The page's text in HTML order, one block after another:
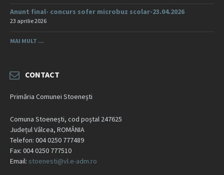
Anunt final- concurs sofer microbuz scolar-23.04.2026
23 aprilie 2026
MAI MULT ...
CONTACT
Primăria Comunei Stoenești
Comuna Stoenești, cod poștal 247625
Județul Vâlcea, ROMÂNIA
Telefon: 004 0250 777489
Fax: 004 0250 777510
Email: stoenesti@vl.e-adm.ro